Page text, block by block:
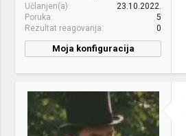
Učlanjen(a)
23.10.2022.
Poruka
5
Rezultat reagovanja
0
Moja konfiguracija